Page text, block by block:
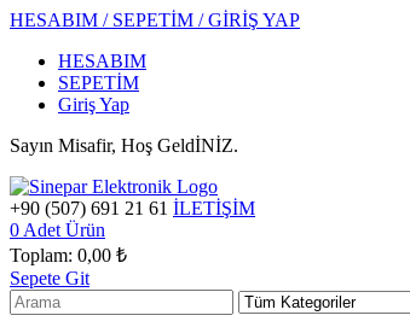
HESABIM / SEPETİM / GİRİŞ YAP
HESABIM
SEPETİM
Giriş Yap
Sayın Misafir, Hoş GeldİNİZ.
+90 (507) 691 21 61 İLETİŞİM
0 Adet Ürün
Toplam: 0,00 ₺
Sepete Git